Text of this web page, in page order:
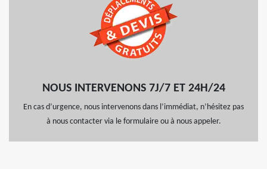
NOUS INTERVENONS 7J/7 ET 24H/24
En cas d’urgence, nous intervenons dans l’immédiat, n’hésitez pas
à nous contacter via le formulaire ou à nous appeler.